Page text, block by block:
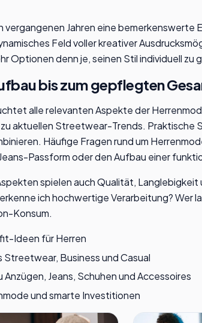
vergangenen Jahren eine
Feld voller kreativer
Optionen denn je, seinen Stil individuell zu
bis zum gepflegten
alle relevanten Aspekte der
aktuellen Streetwear-Trends. Praktische
Häufige Fragen rund um
Passform oder den Aufbau einer
spielen auch Qualität,
ich hochwertige Verarbeitung?
Konsum.
Ideen für Herren
Streetwear, Business und Casual
Jeans, Schuhen und Accessoires
und smarte Investitionen